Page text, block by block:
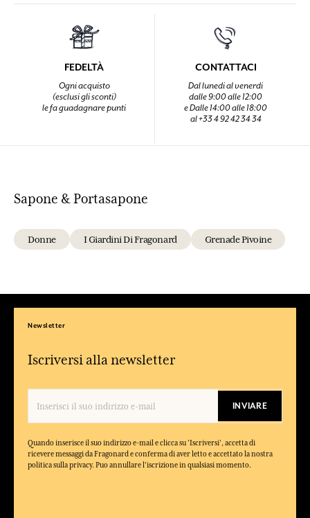
FEDELTÀ
Ogni acquisto
(esclusi gli sconti)
le fa guadagnare punti
CONTATTACI
Dal lunedi al venerdi
dalle 9:00 alle 12:00
e Dalle 14:00 alle 18:00
al +33 4 92 42 34 34
Sapone & Portasapone
Donne I Giardini Di Fragonard Grenade Pivoine
Newsletter
Iscriversi alla newsletter
INVIARE
Quando inserisce il suo indirizzo e-mail e clicca su 'Iscriversi', accetta di
ricevere messaggi da Fragonard e conferma di aver letto e accettato la nostra
politica sulla privacy. Puo annullare l'iscrizione in qualsiasi momento.